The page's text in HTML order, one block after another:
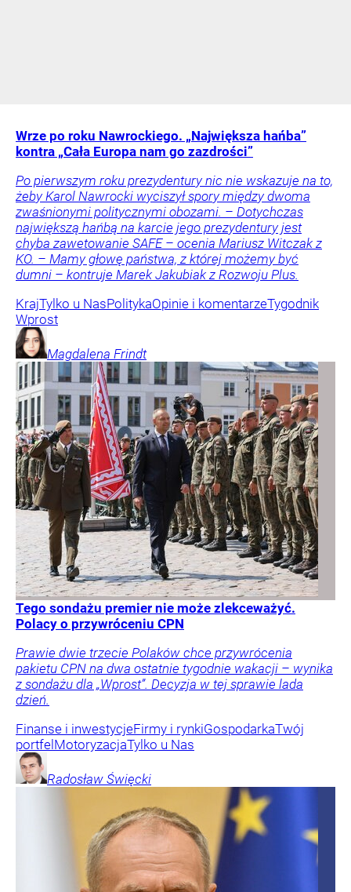
Wrze po roku Nawrockiego. „Największa hańba”
kontra „Cała Europa nam go zazdrości”
Po pierwszym roku prezydentury nic nie wskazuje na to,
żeby Karol Nawrocki wyciszył spory między dwoma
zwaśnionymi politycznymi obozami. – Dotychczas
największą hańbą na karcie jego prezydentury jest
chyba zawetowanie SAFE – ocenia Mariusz Witczak z
KO. – Mamy głowę państwa, z której możemy być
dumni – kontruje Marek Jakubiak z Rozwoju Plus.
KrajTylko u NasPolitykaOpinie i komentarzeTygodnik
Wprost
Magdalena Frindt
Tego sondażu premier nie może zlekceważyć.
Polacy o przywróceniu CPN
Prawie dwie trzecie Polaków chce przywrócenia
pakietu CPN na dwa ostatnie tygodnie wakacji – wynika
z sondażu dla „Wprost”. Decyzja w tej sprawie lada
dzień.
Finanse i inwestycjeFirmy i rynkiGospodarkaTwój
portfel MotoryzacjaTylko u Nas
Radosław Święcki